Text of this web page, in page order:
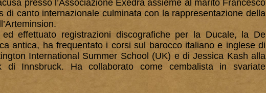
presso l’Associazione Exedra assieme al marito Francesco
di canto internazionale culminata con la rappresentazione della
effettuato registrazioni discografiche per la Ducale, la De
antica, ha frequentato i corsi sul barocco italiano e inglese di
International Summer School (UK) e di Jessica Kash alla
di Innsbruck. Ha collaborato come cembalista in svariate